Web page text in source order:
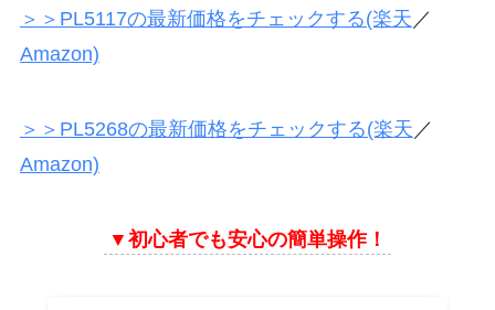
＞＞PL5117の最新価格をチェックする(楽天 ／
Amazon)
＞＞PL5268の最新価格をチェックする(楽天 ／
Amazon)
▼ 初心者でも安心の簡単操作！